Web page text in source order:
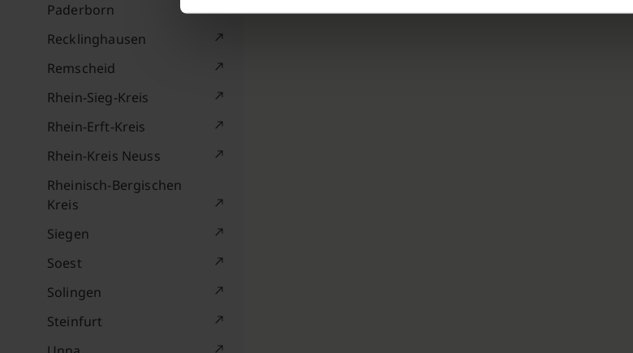
Paderborn
Recklinghausen
Remscheid
Rhein-Sieg-Kreis
Rhein-Erft-Kreis
Rhein-Kreis Neuss
Rheinisch-Bergischen
Kreis
Siegen
Soest
Solingen
Steinfurt